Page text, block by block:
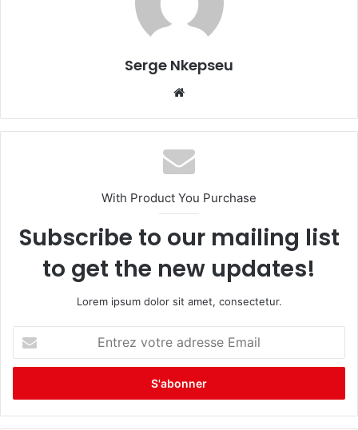
Serge Nkepseu
te
With Product You Purchase
Subscribe to our mailing list
to get the new updates!
Lorem ipsum dolor sit amet, consectetur.
t
e
z